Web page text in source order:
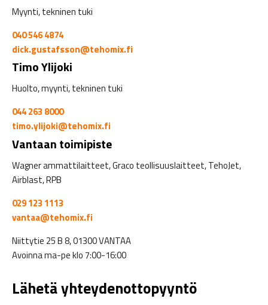
Myynti, tekninen tuki
040 546 4874
dick.gustafsson@tehomix.fi
Timo Ylijoki
Huolto, myynti, tekninen tuki
044 263 8000
timo.ylijoki@tehomix.fi
Vantaan toimipiste
Wagner ammattilaitteet, Graco teollisuuslaitteet, TehoJet,
Airblast, RPB
029 123 1113
vantaa@tehomix.fi
Niittytie 25 B 8, 01300 VANTAA
Avoinna ma-pe klo 7:00-16:00
Lähetä yhteydenottopyyntö